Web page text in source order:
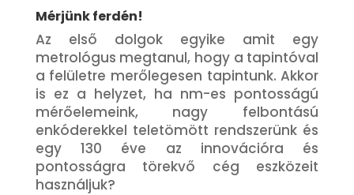
Mérjünk ferdén!
Az első dolgok egyike amit egy
metrológus megtanul, hogy a tapintóval
a felületre merőlegesen tapintunk. Akkor
is ez a helyzet, ha nm-es pontosságú
mérőelemeink, nagy felbontású
enkóderekkel teletömött rendszerünk és
egy 130 éve az innovációra és
pontosságra törekvő cég eszközeit
használjuk?